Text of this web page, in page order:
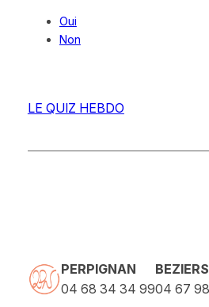
Oui
Non
LE QUIZ HEBDO
PERPIGNAN
04 68 34 34 99
BEZIERS
04 67